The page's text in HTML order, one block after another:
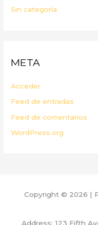
Sin categoría
META
Acceder
Feed de entradas
Feed de comentarios
WordPress.org
Copyright © 2026 |
Address: 123 Fifth